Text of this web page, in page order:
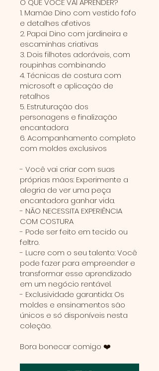
O QUE VOCÊ VAI APRENDER?
1. Mamãe Dino com vestido fofo
e detalhes afetivos
2. Papai Dino com jardineira e
escaminhas criativas
3. Dois filhotes adoráveis, com
roupinhas combinando
4. Técnicas de costura com
microsoft e aplicação de
retalhos
5. Estruturação dos
personagens e finalização
encantadora
6. Acompanhamento completo
com moldes exclusivos
- Você vai criar com suas
próprias mãos: Experimente a
alegria de ver uma peça
encantadora ganhar vida.
- NÃO NECESSITA EXPERIÊNCIA
COM COSTURA
- Pode ser feito em tecido ou
feltro.
- Lucre com o seu talento: Você
pode fazer para empreender e
transformar esse aprendizado
em um negócio rentável.
- Exclusividade garantida: Os
moldes e ensinamentos são
únicos e só disponíveis nesta
coleção.
Bora bonecar comigo ❤️